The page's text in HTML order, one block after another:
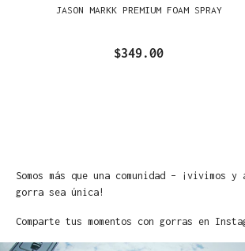
JASON MARKK PREMIUM FOAM SPRAY
$349.00
Somos más que una comunidad –
gorra sea única!
Comparte tus momentos con gorras en